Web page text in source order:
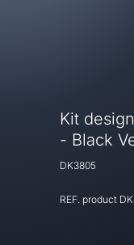
Kit
- Black
DK3805
REF. product